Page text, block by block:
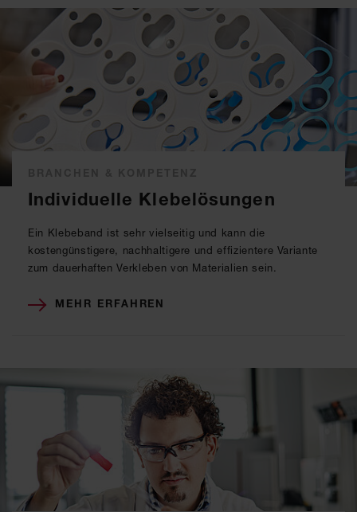
Individuelle Klebelösungen
Ein Klebeband ist sehr vielseitig und kann die
kostengünstigere, nachhaltigere und effizientere Variante
zum dauerhaften Verkleben von Materialien sein.
MEHR ERFAHREN